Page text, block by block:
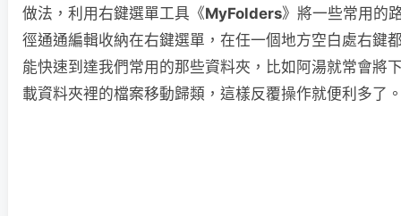
做法，利用右鍵選單工具《MyFolders》將一些常用的
徑通通編輯收納在右鍵選單，在任一個地方空白處右鍵
能快速到達我們常用的那些資料夾，比如阿湯就常會將
載資料夾裡的檔案移動歸類，這樣反覆操作就便利多了